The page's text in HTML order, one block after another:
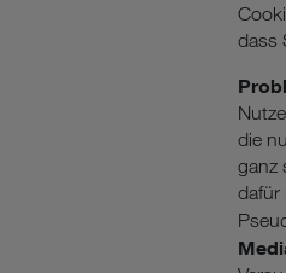
dass
die
ganz
dafür